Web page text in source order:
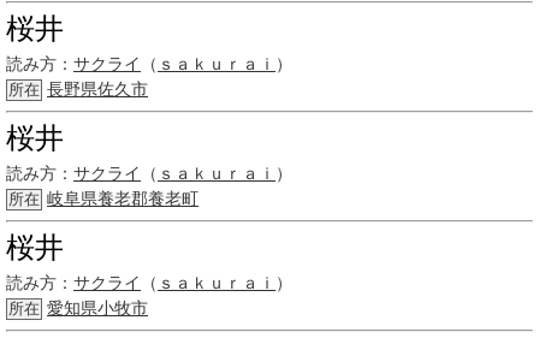
桜井
読み方： サクライ （ ｓａｋｕｒａｉ ）
所在 長野県佐久市
桜井
読み方： サクライ （ ｓａｋｕｒａｉ ）
所在 岐阜県養老郡養老町
桜井
読み方： サクライ （ ｓａｋｕｒａｉ ）
所在 愛知県小牧市